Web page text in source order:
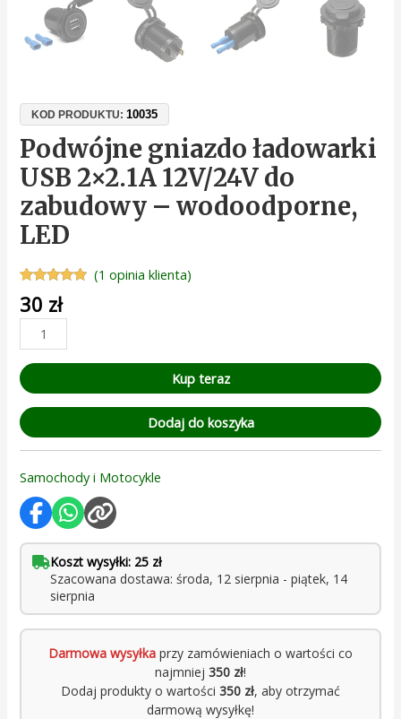
KOD PRODUKTU:10035
Podwójne gniazdo ładowarki
USB 2×2.1A 12V/24V do
zabudowy – wodoodporne,
LED
Oceniony
5.00 na 5 na
podstawie
oceny
(1 opinia klienta)
30 zł
Kup teraz
Dodaj do koszyka
Samochody i Motocykle
Koszt wysyłki: 25 zł
Szacowana dostawa: środa, 12 sierpnia - piątek, 14
sierpnia
Darmowa wysyłka przy zamówieniach o wartości co
najmniej 350 zł!
Dodaj produkty o wartości 350 zł, aby otrzymać
darmową wysyłkę!